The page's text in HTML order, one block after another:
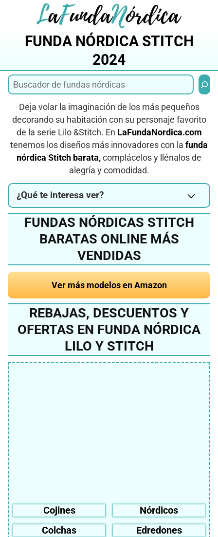
FUNDA NÓRDICA STITCH
2024
Deja volar la imaginación de los más pequeños
decorando su habitación con su personaje favorito
de la serie Lilo &Stitch. En LaFundaNordica.com
tenemos los diseños más innovadores con la funda
nórdica Stitch barata, complácelos y llénalos de
alegría y comodidad.
¿Qué te interesa ver?
FUNDAS NÓRDICAS STITCH
BARATAS ONLINE MÁS
VENDIDAS
Ver más modelos en Amazon
REBAJAS, DESCUENTOS Y
OFERTAS EN FUNDA NÓRDICA
LILO Y STITCH
Cojines
Nórdicos
Colchas
Edredones